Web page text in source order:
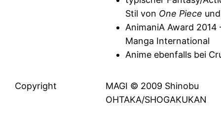
Stil von One Piece
AnimaniA Award 2014
Manga International
Anime ebenfalls bei
Copyright
MAGI © 2009 Shinobu
OHTAKA/SHOGAKUKAN